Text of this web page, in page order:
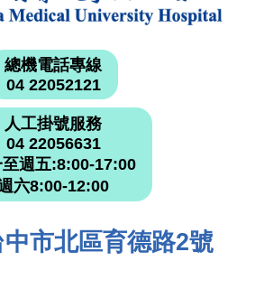
總機電話專線
04 22052121
人工掛號服務
04 22056631
週五:8:00-17:00
六8:00-12:00
市北區育德路2號